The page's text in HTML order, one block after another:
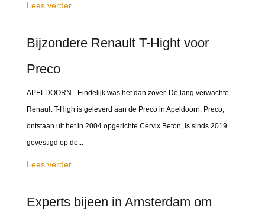
Lees verder
Bijzondere Renault T-Hight voor
Preco
APELDOORN - Eindelijk was het dan zover. De lang verwachte
Renault T-High is geleverd aan de Preco in Apeldoorn. Preco,
ontstaan uit het in 2004 opgerichte Cervix Beton, is sinds 2019
gevestigd op de...
Lees verder
Experts bijeen in Amsterdam om